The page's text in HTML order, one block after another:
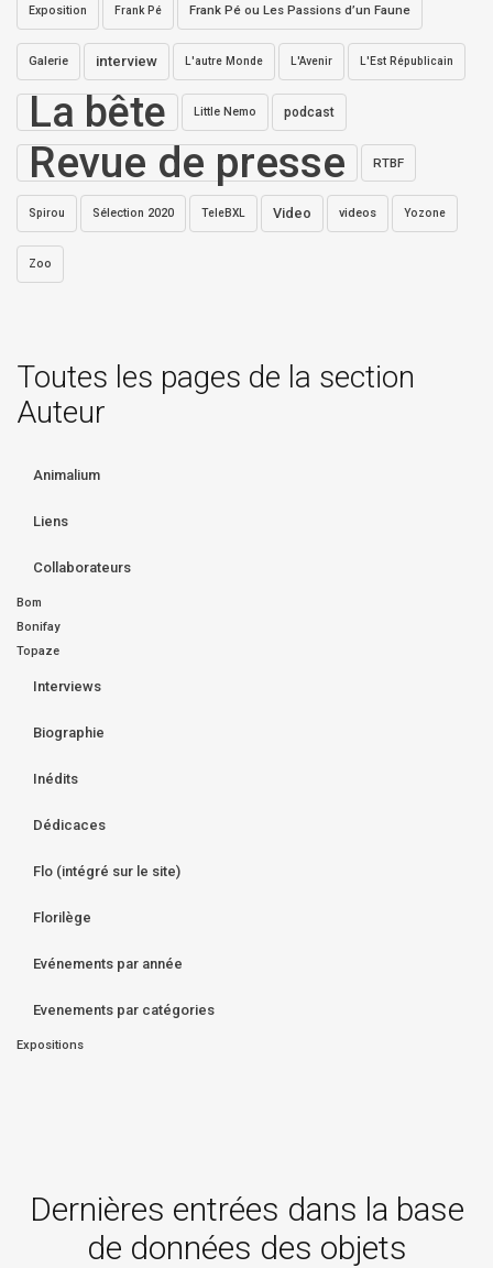
Exposition Frank Pé Frank Pé ou Les Passions d’un Faune
Galerie interview L'autre Monde L'Avenir L'Est Républicain
La bête Little Nemo podcast
Revue de presse RTBF
Spirou Sélection 2020 TeleBXL Video videos Yozone
Zoo
Toutes les pages de la section
Auteur
Animalium
Liens
Collaborateurs
Bom
Bonifay
Topaze
Interviews
Biographie
Inédits
Dédicaces
Flo (intégré sur le site)
Florilège
Evénements par année
Evenements par catégories
Expositions
Dernières entrées dans la base
de données des objets